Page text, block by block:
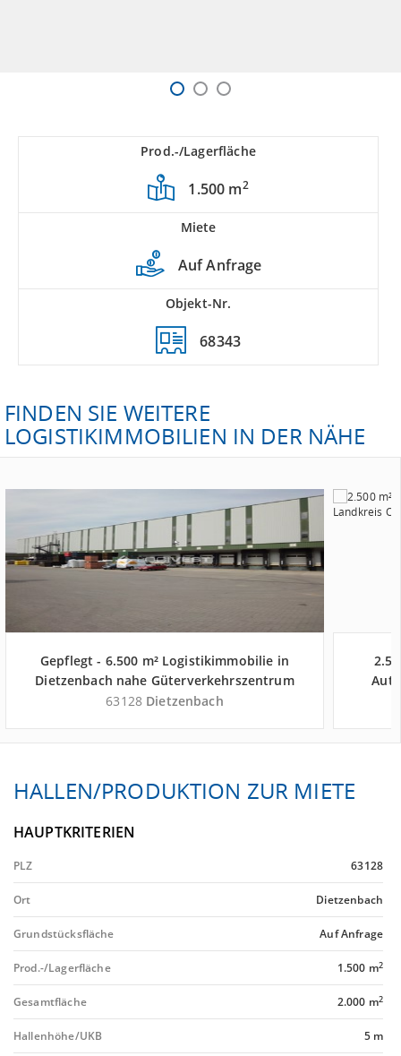
Prod.-/Lagerfläche
1.500 m2
Miete
Auf Anfrage
Objekt-Nr.
68343
FINDEN SIE WEITERE
LOGISTIKIMMOBILIEN IN DER NÄHE
Gepflegt - 6.500 m² Logistikimmobilie in
Dietzenbach nahe Güterverkehrszentrum
DUSS-Terminal Frankfurt/Main-Ost -
63128 Dietzenbach
HALLEN/PRODUKTION ZUR MIETE
HAUPTKRITERIEN
PLZ 63128
Ort Dietzenbach
Grundstücksfläche Auf Anfrage
Prod.-/Lagerfläche 1.500 m2
Gesamtfläche 2.000 m2
Hallenhöhe/UKB 5 m